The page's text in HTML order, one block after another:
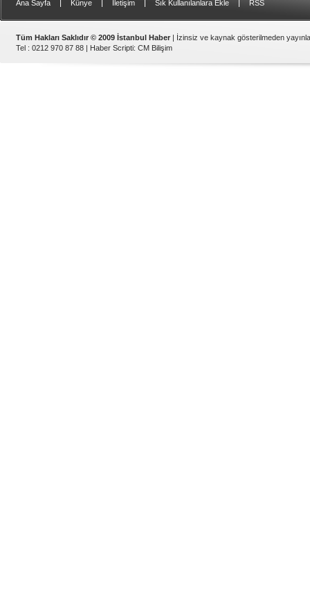
Ana Sayfa Künye İletişim Sık Kullanılanlara Ekle RSS
Tüm Hakları Saklıdır © 2009 İstanbul Haber | İzinsiz ve kaynak gösterilmeden
Tel : 0212 970 87 88 | Haber Scripti: CM Bilişim